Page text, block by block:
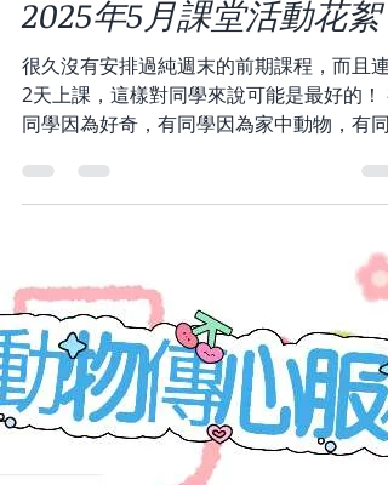
Alvi, AC Elements
May 11, 2025
3 min read
2025年5月課堂活動花絮
很久沒有安排過純週末的前期課程，而且連
2天上課，這樣對同學來說可能是最好的！
同學因為好奇，有同學因為家中動物，有同